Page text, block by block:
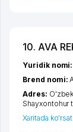
10. AVA
Yuridik
Brend nomi:
Adres:
Shayxontohur
Xaritada